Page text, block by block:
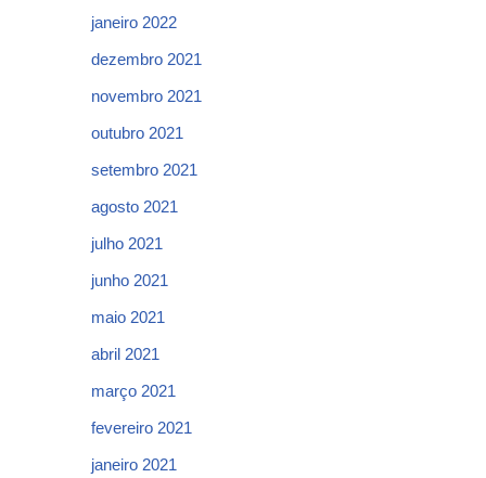
janeiro 2022
dezembro 2021
novembro 2021
outubro 2021
setembro 2021
agosto 2021
julho 2021
junho 2021
maio 2021
abril 2021
março 2021
fevereiro 2021
janeiro 2021